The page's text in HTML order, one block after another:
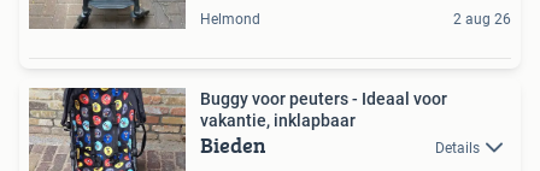
Helmond 2 aug 26
Buggy voor peuters - Ideaal voor
vakantie, inklapbaar
Bieden Details